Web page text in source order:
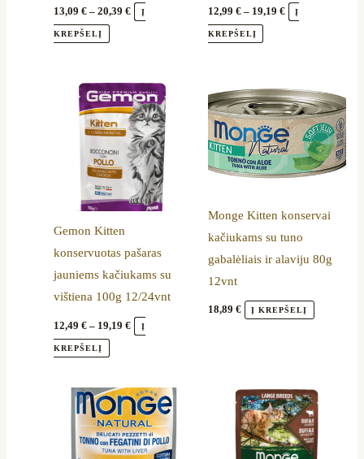
13,09€ – 20,39€ Į
KREPŠELĮ
the
12,99 € – 19,19 € Į
KREPŠELĮ
the
Gemon Kitten
konservuotas pašaras
jauniems kačiukams su
vištiena 100g 12/24vnt
12,49€ – 19,19€
range:
12,49 €
through
19,19 €
Į
KREPŠELĮ
This
product
has
multiple
variants.
The
options
may
be
chosen
on
the
Monge Kitten konservai
kačiukams su tuno
gabalėliais ir alaviju 80g
12vnt
18,89 € Į KREPŠELĮ
Price
range:
10,79 €
through
17,59 €
This
product
has